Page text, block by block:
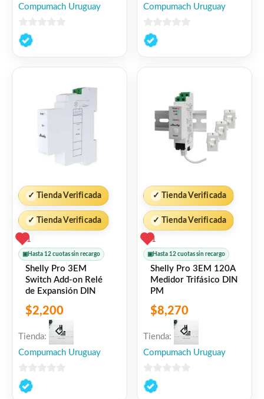
Compumach Uruguay
0
de
Compumach Uruguay
0
de
✓ Tienda Verificada
✓ Tienda Verificada
1
▣ Hasta 12 cuotas sin recargo
Shelly Pro 3EM
Switch Add-on Relé
de Expansión DIN
$2,200
Tienda:
Compumach Uruguay
0
de
✓ Tienda Verificada
✓ Tienda Verificada
1
▣ Hasta 12 cuotas sin recargo
Shelly Pro 3EM 120A
Medidor Trifásico DIN
PM
$8,270
Tienda:
Compumach Uruguay
0
de